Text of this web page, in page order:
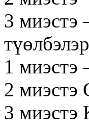
3 миэстэ
1 миэстэ
2 миэстэ
3 миэстэ